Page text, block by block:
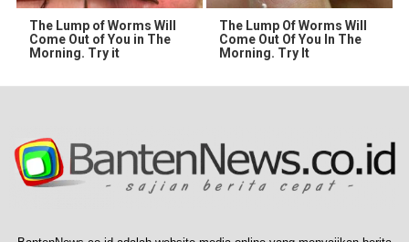
The Lump of Worms Will
Come Out of You in The
Morning. Try it
The Lump Of Worms Will
Come Out Of You In The
Morning. Try It